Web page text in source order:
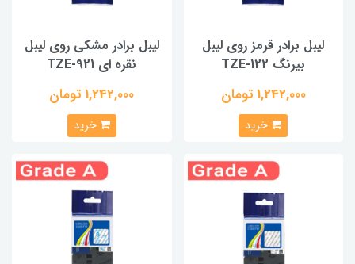
لیبل برادر قرمز روی لیبل
بیرنگ TZE-122
1,242,000 تومان
خرید
لیبل برادر مشکی روی لیبل
نقره ای TZE-921
1,242,000 تومان
خرید